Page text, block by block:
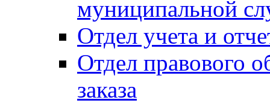
муниципальной
Отдел учета и
Отдел правового
заказа